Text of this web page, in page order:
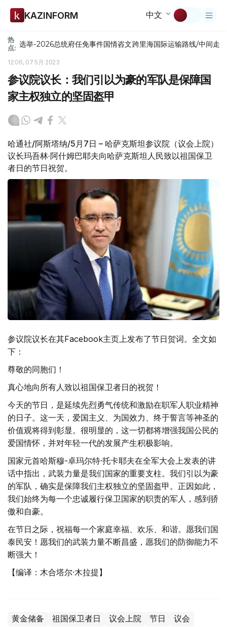
KAZINFORM 中文
热
点: 选举-2026总统府任免事件国情咨文跨里海国际运输路线/中间走廊
12:06, 07 5月 2023
参议院议长：我们引以为豪的军队是保障国
家主权独立的坚固盔甲
哈通社/阿斯塔纳/5月7日 – 哈萨克斯坦参议院（议会上院）
议长玛吾林·阿什姆巴耶夫向哈萨克斯坦人民致以祖国保卫
者日的节日祝贺。
参议院议长在其Facebook主页上发布了节日贺词。全文如
下：
尊敬的同胞们！
真心地向所有人致以祖国保卫者日的祝贺！
今天的节日，是延续先烈勇气传统和激励在职军人职业精神
的日子。这一天，爱国主义、为国效力、终于誓言等神圣的
价值观将得到彰显。很明显的，这一切都将增强我国公民的
爱国情怀，并对年轻一代的发展产生积极影响。
国家元首哈斯穆-卓玛尔特·托卡耶夫在全军大会上发表的讲
话中指出，武装力量是我们国家的重要支柱。我们引以为豪
的军队，确实是保障我们主权独立的坚固盔甲。正因如此，
我们始终为每一个忠诚履行保卫国家的职责的军人，感到骄
傲和自豪。
在节日之际，祝福每一个家庭幸福、欢乐、和谐。愿我们国
泰民安！愿我们的武装力量不断昌盛，愿我们的防御能力不
断强大！
【编译：木合塔尔·木拉提】
黄金储备 祖国保卫者日 议会上院 节日 议会